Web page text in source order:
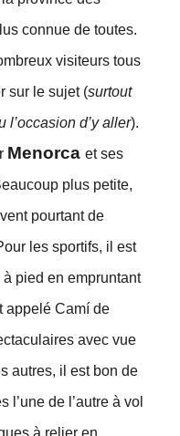
connue de toutes.
visiteurs tous
sur le sujet (surtout
l’occasion d’y aller).
Menorca et ses
plus petite,
pourtant de
les sportifs, il est
pied en empruntant
appelé Camí de
avec vue
autres, il est bon de
de l’autre à vol